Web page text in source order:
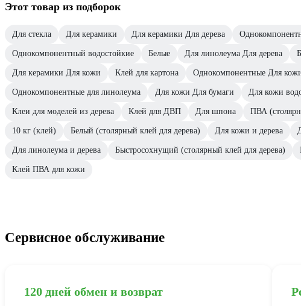
Этот товар из подборок
Для стекла Для керамики Для керамики Для дерева
Однокомпонентный водостойкие Белые Для линолеума Для дерева
Для керамики Для кожи Клей для картона Однокомпонентные Для
Однокомпонентные для линолеума Для кожи Для бумаги Для кожи
Клеи для моделей из дерева Клей для ДВП Для шпона ПВА
10 кг (клей) Белый (столярный клей для дерева) Для кожи и дерева
Для линолеума и дерева Быстросохнущий (столярный клей для дерева)
Клей ПВА для кожи
Сервисное обслуживание
120 дней обмен и возврат